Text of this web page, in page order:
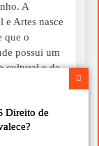
Direito de
A
e Artes nasce
que o
possui um
cultural e da
ser...